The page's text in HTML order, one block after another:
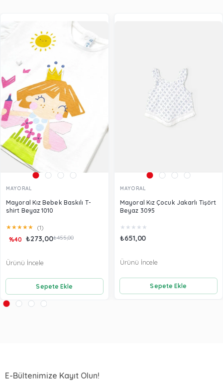
MAYORAL
Mayoral Kız Bebek Baskılı T-
shirt Beyaz 1010
★★★★★ (1)
₺273,00₺455,00
%40
Sepete Ekle
Ürünü İncele
MAYORAL
Mayoral Kız Çocuk Jakarlı Tişört
Beyaz 3095
★ ★ ★ ★ ★
₺651,00
Sepete Ekle
Ürünü İncele
E-Bültenimize Kayıt Olun!